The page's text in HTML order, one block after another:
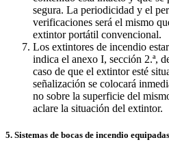
segura. La periodicidad y el
verificaciones será el mismo
extintor portátil convencional.
Los extintores de incendio
indica el anexo I, sección 2.ª,
caso de que el extintor esté
señalización se colocará
no sobre la superficie del
aclare la situación del extintor.
5. Sistemas de bocas de incendio equipadas